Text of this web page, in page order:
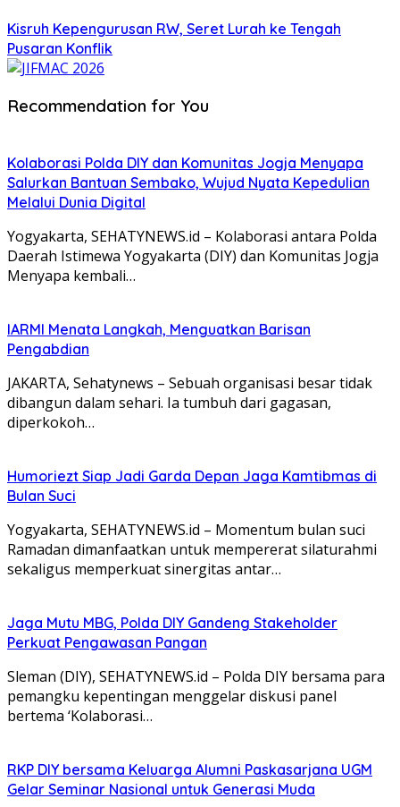
Kisruh Kepengurusan RW, Seret Lurah ke Tengah
Pusaran Konflik
Recommendation for You
Kolaborasi Polda DIY dan Komunitas Jogja Menyapa
Salurkan Bantuan Sembako, Wujud Nyata Kepedulian
Melalui Dunia Digital
Yogyakarta, SEHATYNEWS.id – Kolaborasi antara Polda
Daerah Istimewa Yogyakarta (DIY) dan Komunitas Jogja
Menyapa kembali…
IARMI Menata Langkah, Menguatkan Barisan
Pengabdian
JAKARTA, Sehatynews – Sebuah organisasi besar tidak
dibangun dalam sehari. Ia tumbuh dari gagasan,
diperkokoh…
Humoriezt Siap Jadi Garda Depan Jaga Kamtibmas di
Bulan Suci
Yogyakarta, SEHATYNEWS.id – Momentum bulan suci
Ramadan dimanfaatkan untuk mempererat silaturahmi
sekaligus memperkuat sinergitas antar…
Jaga Mutu MBG, Polda DIY Gandeng Stakeholder
Perkuat Pengawasan Pangan
Sleman (DIY), SEHATYNEWS.id – Polda DIY bersama para
pemangku kepentingan menggelar diskusi panel
bertema ‘Kolaborasi…
RKP DIY bersama Keluarga Alumni Paskasarjana UGM
Gelar Seminar Nasional untuk Generasi Muda